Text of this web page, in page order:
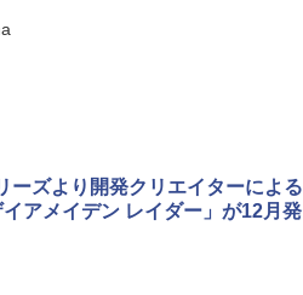
ーズより開発クリエイターによる
アメイデン レイダー」が12月発